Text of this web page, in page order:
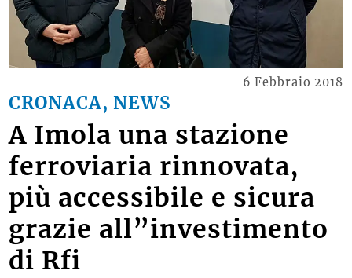
CRONACA, NEWS
6 Febbraio 2018
A Imola una stazione
ferroviaria rinnovata,
più accessibile e sicura
grazie all”investimento
di Rfi